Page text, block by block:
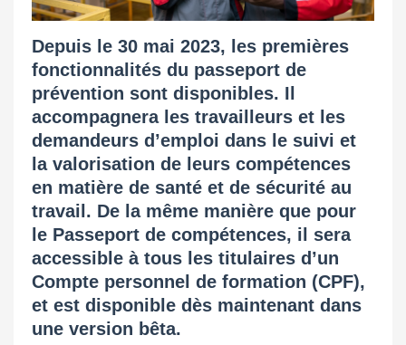
Depuis le 30 mai 2023, les premières
fonctionnalités du passeport de
prévention sont disponibles. Il
accompagnera les travailleurs et les
demandeurs d’emploi dans le suivi et
la valorisation de leurs compétences
en matière de santé et de sécurité au
travail. De la même manière que pour
le Passeport de compétences, il sera
accessible à tous les titulaires d’un
Compte personnel de formation (CPF),
et est disponible dès maintenant dans
une version bêta.